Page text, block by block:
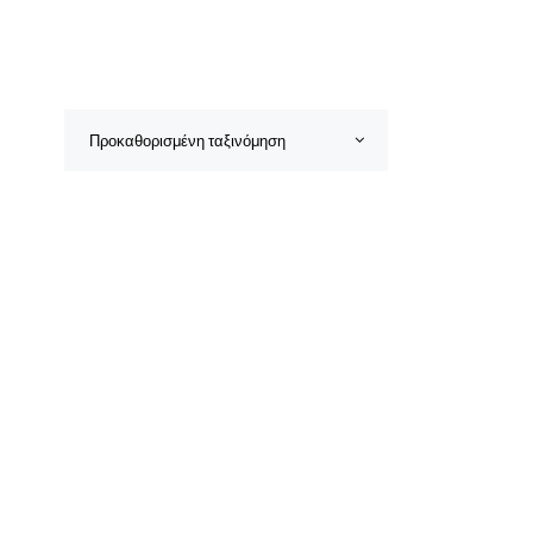
Προκαθορισμένη ταξινόμηση